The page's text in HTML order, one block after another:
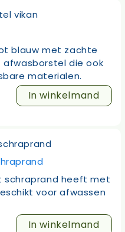
blauw met zachte
die ook
materialen.
In winkelmand
schraprand heeft met
voor afwassen
In winkelmand